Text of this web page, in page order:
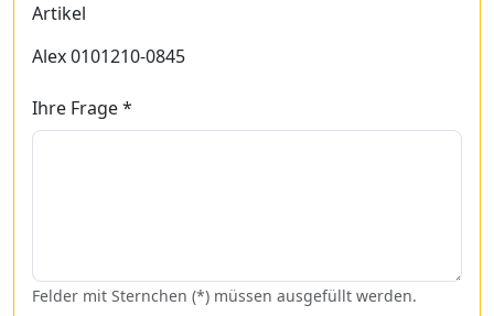
Artikel
Alex 0101210-0845
Ihre Frage *
Felder mit Sternchen (*) müssen ausgefüllt werden.